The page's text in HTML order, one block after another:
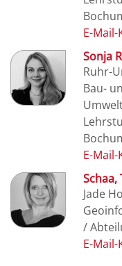
Sonja
Ruhr-
Bau-
Schaa,
Jade
/